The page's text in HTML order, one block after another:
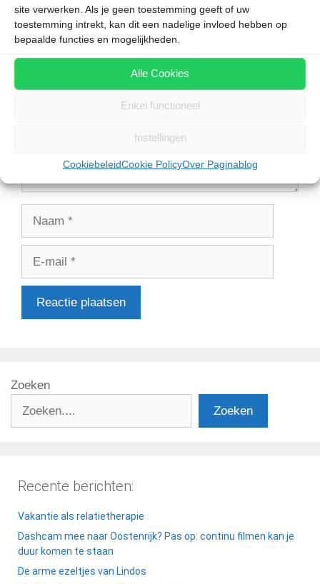
site verwerken. Als je geen toestemming geeft of uw
toestemming intrekt, kan dit een nadelige invloed hebben op
bepaalde functies en mogelijkheden.
Alle Cookies
Enkel functioneel
Instellingen
CookiebeleidCookie PolicyOver Paginablog
Plaats een reactie
Reactie
Zoeken
Zoeken
Recente berichten:
Vakantie als relatietherapie
Dashcam mee naar Oostenrijk? Pas op: continu filmen kan je
duur komen te staan
De arme ezeltjes van Lindos